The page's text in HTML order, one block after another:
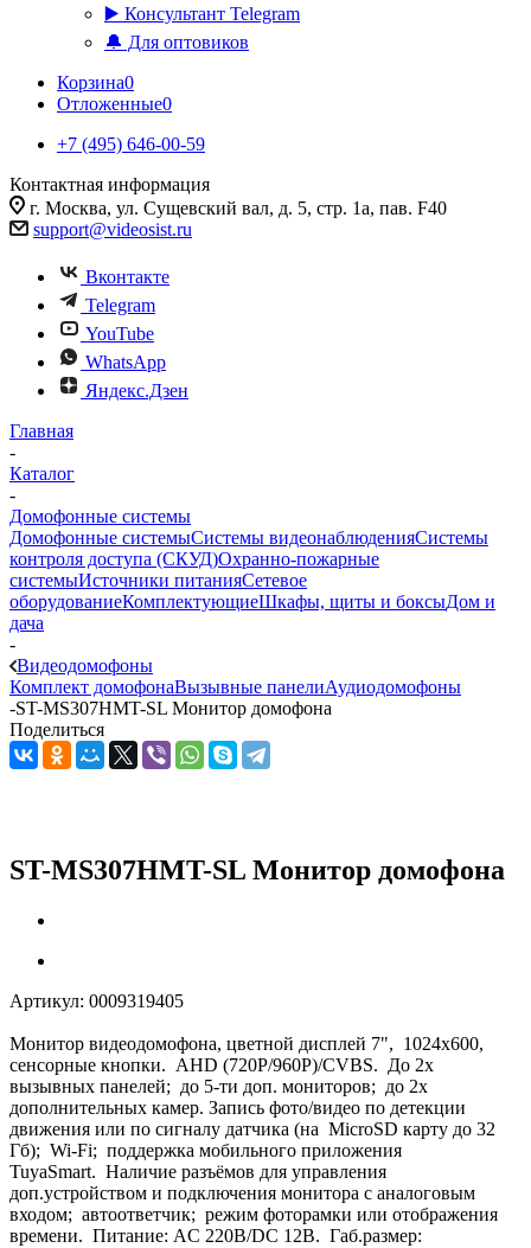
▶️ Консультант Telegram
🔔 Для оптовиков
Корзина0
Отложенные0
+7 (495) 646-00-59
Контактная информация
г. Москва, ул. Сущевский вал, д. 5, стр. 1а, пав. F40
support@videosist.ru
Вконтакте
Telegram
YouTube
WhatsApp
Яндекс.Дзен
Главная
-
Каталог
-
Домофонные системы
Домофонные системыСистемы видеонаблюденияСистемы
контроля доступа (СКУД)Охранно-пожарные
системыИсточники питанияСетевое
оборудованиеКомплектующиеШкафы, щиты и боксыДом и
дача
-
Видеодомофоны
Комплект домофонаВызывные панелиАудиодомофоны
-ST-MS307HMT-SL Монитор домофона
Поделиться
ST-MS307HMT-SL Монитор домофона
Артикул: 0009319405
Монитор видеодомофона, цветной дисплей 7", 1024х600,
сенсорные кнопки. AHD (720P/960P)/CVBS. До 2х
вызывных панелей; до 5-ти доп. мониторов; до 2х
дополнительных камер. Запись фото/видео по детекции
движения или по сигналу датчика (на MicroSD карту до 32
Гб); Wi-Fi; поддержка мобильного приложения
TuyaSmart. Наличие разъёмов для управления
доп.устройством и подключения монитора с аналоговым
входом; автоответчик; режим фоторамки или отображения
времени. Питание: AC 220В/DC 12В. Габ.размер: